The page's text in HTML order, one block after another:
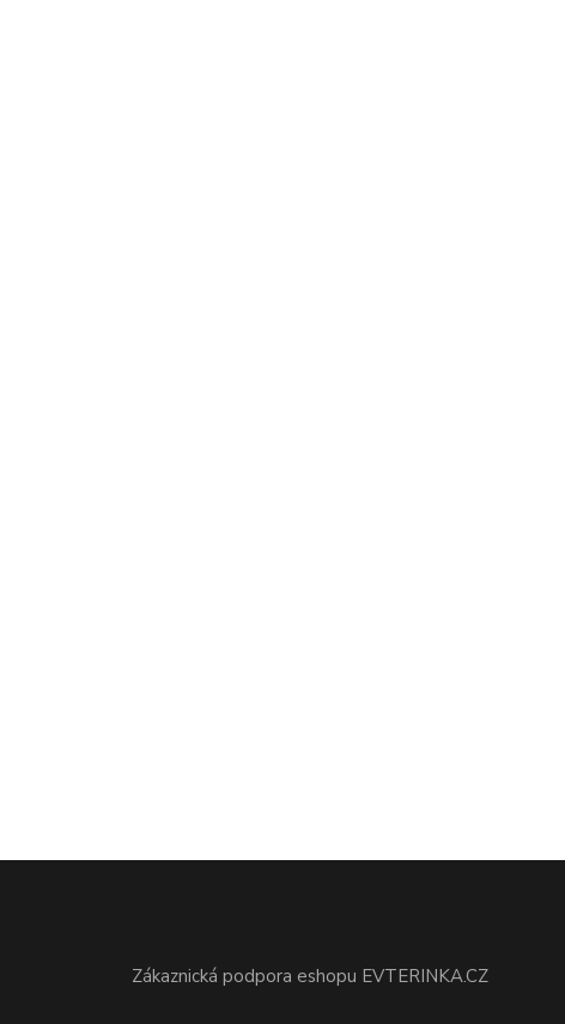
Zákaznická podpora eshopu EVTERINKA.CZ